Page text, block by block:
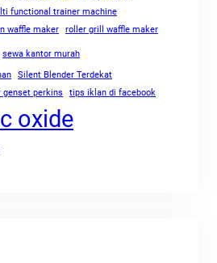
functional trainer machine
waffle maker roller grill waffle maker
sewa kantor murah
Silent Blender Terdekat
genset perkins tips iklan di facebook
oxide